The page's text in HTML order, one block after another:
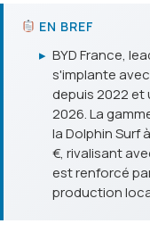
EN BREF
▸ BYD France,
s'implante
depuis 2022 et
2026. La
la Dolphin Surf
€, rivalisant
est renforcé
production